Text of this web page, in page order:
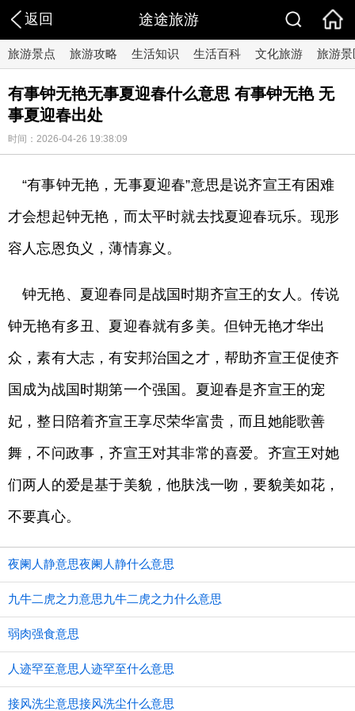
返回 途途旅游
旅游景点 旅游攻略 生活知识 生活百科 文化旅游 旅游景
有事钟无艳无事夏迎春什么意思 有事钟无艳 无
事夏迎春出处
时间：2026-04-26 19:38:09
“有事钟无艳，无事夏迎春”意思是说齐宣王有困难
才会想起钟无艳，而太平时就去找夏迎春玩乐。现形
容人忘恩负义，薄情寡义。
钟无艳、夏迎春同是战国时期齐宣王的女人。传说
钟无艳有多丑、夏迎春就有多美。但钟无艳才华出
众，素有大志，有安邦治国之才，帮助齐宣王促使齐
国成为战国时期第一个强国。夏迎春是齐宣王的宠
妃，整日陪着齐宣王享尽荣华富贵，而且她能歌善
舞，不问政事，齐宣王对其非常的喜爱。齐宣王对她
们两人的爱是基于美貌，他肤浅一吻，要貌美如花，
不要真心。
夜阑人静意思夜阑人静什么意思
九牛二虎之力意思九牛二虎之力什么意思
弱肉强食意思
人迹罕至意思人迹罕至什么意思
接风洗尘意思接风洗尘什么意思